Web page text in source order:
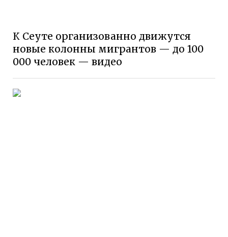
К Сеуте организованно движутся
новые колонны мигрантов — до 100
000 человек — видео